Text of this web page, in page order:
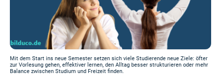
Mit dem Start ins neue Semester setzen sich viele Studierende neue Ziele: öfter
zur Vorlesung gehen, effektiver lernen, den Alltag besser strukturieren oder mehr
Balance zwischen Studium und Freizeit finden.